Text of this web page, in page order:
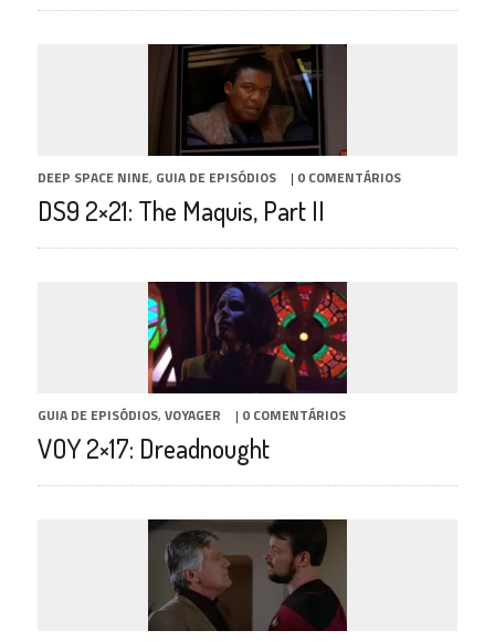
DEEP SPACE NINE, GUIA DE EPISÓDIOS | 0 COMENTÁRIOS
DS9 2×21: The Maquis, Part II
GUIA DE EPISÓDIOS, VOYAGER | 0 COMENTÁRIOS
VOY 2×17: Dreadnought